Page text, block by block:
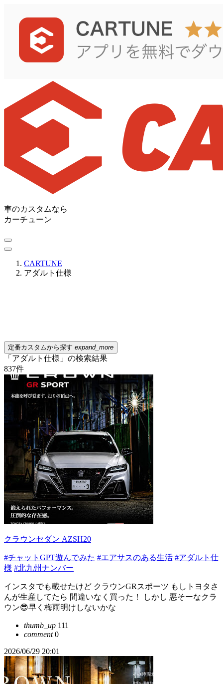
車のカスタムなら
カーチューン
CARTUNE
アダルト仕様
定番カスタムから探す expand_more
「アダルト仕様」の検索結果
837件
クラウンセダン AZSH20
#チャットGPT遊んでみた #エアサスのある生活 #アダルト仕
様 #北九州ナンバー
インスタでも載せたけど クラウンGRスポーツ もしトヨタさ
んが生産してたら 間違いなく買った！ しかし 悪そーなクラ
ウン😎早く梅雨明けしないかな
thumb_up 111
comment0
2026/06/29 20:01